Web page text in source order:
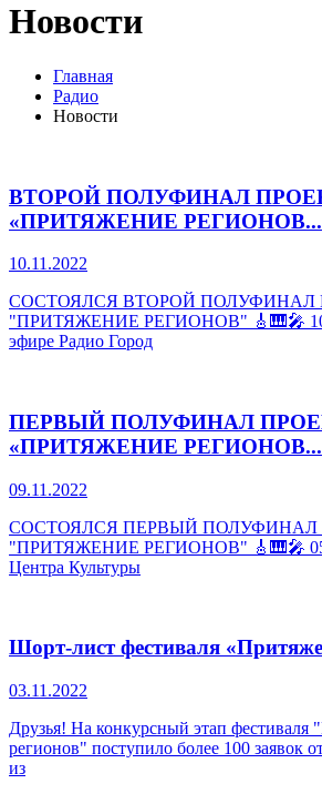
Новости
Главная
Радио
Новости
ВТОРОЙ ПОЛУФИНАЛ
«ПРИТЯЖЕНИЕ РЕГИОНОВ...
10.11.2022
СОСТОЯЛСЯ ВТОРОЙ ПОЛУФИНАЛ
"ПРИТЯЖЕНИЕ РЕГИОНОВ" 🎸🎹🎤 10
эфире Радио Город
ПЕРВЫЙ ПОЛУФИНАЛ
«ПРИТЯЖЕНИЕ РЕГИОНОВ...
09.11.2022
СОСТОЯЛСЯ ПЕРВЫЙ ПОЛУФИНАЛ
"ПРИТЯЖЕНИЕ РЕГИОНОВ" 🎸🎹🎤 05
Центра Культуры
Шорт-лист фестиваля
03.11.2022
Друзья! На конкурсный этап фестиваля
регионов" поступило более 100 заявок
из